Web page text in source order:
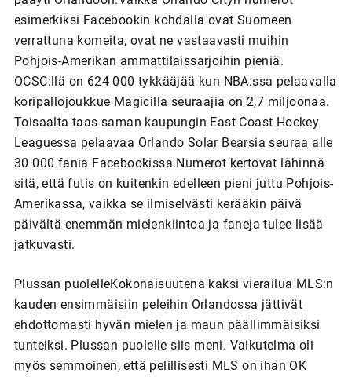
esimerkiksi Facebookin kohdalla ovat Suomeen
verrattuna komeita, ovat ne vastaavasti muihin
Pohjois-Amerikan ammattilaissarjoihin pieniä.
OCSC:llä on 624 000 tykkääjää kun NBA:ssa pelaavalla
koripallojoukkue Magicilla seuraajia on 2,7 miljoonaa.
Toisaalta taas saman kaupungin East Coast Hockey
Leaguessa pelaavaa Orlando Solar Bearsia seuraa alle
30 000 fania Facebookissa.Numerot kertovat lähinnä
sitä, että futis on kuitenkin edelleen pieni juttu Pohjois-
Amerikassa, vaikka se ilmiselvästi kerääkin päivä
päivältä enemmän mielenkiintoa ja faneja tulee lisää
jatkuvasti.
Plussan puolelleKokonaisuutena kaksi vierailua MLS:n
kauden ensimmäisiin peleihin Orlandossa jättivät
ehdottomasti hyvän mielen ja maun päällimmäisiksi
tunteiksi. Plussan puolelle siis meni. Vaikutelma oli
myös semmoinen, että pelillisesti MLS on ihan OK